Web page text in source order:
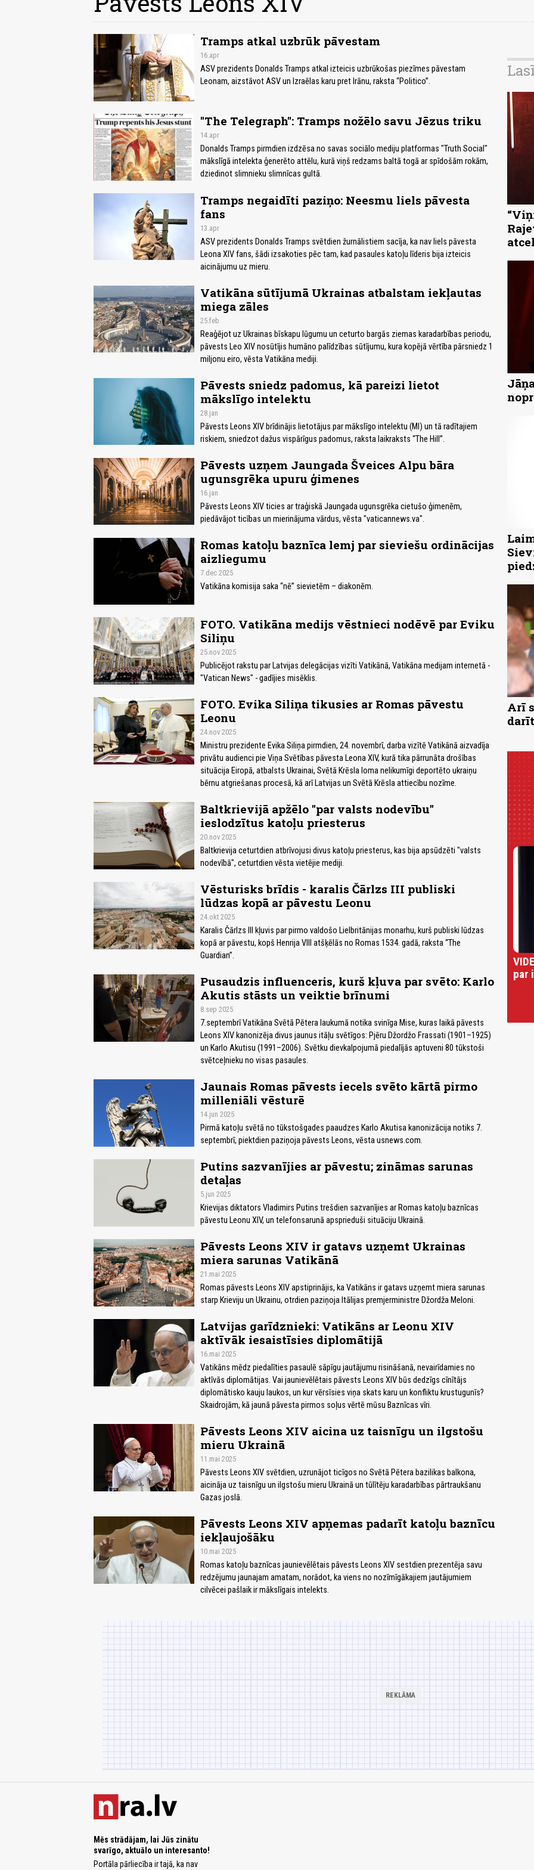
Tramps atkal uzbrūk pāvestam
16.apr
ASV prezidents Donalds Tramps atkal izteicis uzbrūkošas piezīmes pāvestam
Leonam, aizstāvot ASV un Izraēlas karu pret Irānu, raksta “Politico”.
"The Telegraph": Tramps nožēlo savu Jēzus triku
14.apr
Donalds Tramps pirmdien izdzēsa no savas sociālo mediju platformas "Truth Social"
mākslīgā intelekta ģenerēto attēlu, kurā viņš redzams baltā togā ar spīdošām rokām,
dziedinot slimnieku slimnīcas gultā.
Tramps negaidīti paziņo: Neesmu liels pāvesta
fans
13.apr
ASV prezidents Donalds Tramps svētdien žurnālistiem sacīja, ka nav liels pāvesta
Leona XIV fans, šādi izsakoties pēc tam, kad pasaules katoļu līderis bija izteicis
aicinājumu uz mieru.
Vatikāna sūtījumā Ukrainas atbalstam iekļautas
miega zāles
25.feb
Reaģējot uz Ukrainas bīskapu lūgumu un ceturto bargās ziemas karadarbības periodu,
pāvests Leo XIV nosūtījis humāno palīdzības sūtījumu, kura kopējā vērtība pārsniedz 1
miljonu eiro, vēsta Vatikāna mediji.
Pāvests sniedz padomus, kā pareizi lietot
mākslīgo intelektu
28.jan
Pāvests Leons XIV brīdinājis lietotājus par mākslīgo intelektu (MI) un tā radītajiem
riskiem, sniedzot dažus vispārīgus padomus, raksta laikraksts “The Hill”.
Pāvests uzņem Jaungada Šveices Alpu bāra
ugunsgrēka upuru ģimenes
16.jan
Pāvests Leons XIV ticies ar traģiskā Jaungada ugunsgrēka cietušo ģimenēm,
piedāvājot ticības un mierinājuma vārdus, vēsta "vaticannews.va".
Romas katoļu baznīca lemj par sieviešu ordinācijas
aizliegumu
7.dec 2025
Vatikāna komisija saka “nē” sievietēm – diakonēm.
FOTO. Vatikāna medijs vēstnieci nodēvē par Eviku
Siliņu
25.nov 2025
Publicējot rakstu par Latvijas delegācijas vizīti Vatikānā, Vatikāna medijam internetā -
"Vatican News" - gadījies misēklis.
FOTO. Evika Siliņa tikusies ar Romas pāvestu
Leonu
24.nov 2025
Ministru prezidente Evika Siliņa pirmdien, 24. novembrī, darba vizītē Vatikānā aizvadīja
privātu audienci pie Viņa Svētības pāvesta Leona XIV, kurā tika pārrunāta drošības
situācija Eiropā, atbalsts Ukrainai, Svētā Krēsla loma nelikumīgi deportēto ukraiņu
bērnu atgriešanas procesā, kā arī Latvijas un Svētā Krēsla attiecību nozīme.
Baltkrievijā apžēlo "par valsts nodevību"
ieslodzītus katoļu priesterus
20.nov 2025
Baltkrievija ceturtdien atbrīvojusi divus katoļu priesterus, kas bija apsūdzēti "valsts
nodevībā", ceturtdien vēsta vietējie mediji.
Vēsturisks brīdis - karalis Čārlzs III publiski
lūdzas kopā ar pāvestu Leonu
24.okt 2025
Karalis Čārlzs III kļuvis par pirmo valdošo Lielbritānijas monarhu, kurš publiski lūdzas
kopā ar pāvestu, kopš Henrija VIII atšķēlās no Romas 1534. gadā, raksta “The
Guardian”.
Pusaudzis influenceris, kurš kļuva par svēto: Karlo
Akutis stāsts un veiktie brīnumi
8.sep 2025
7.septembrī Vatikāna Svētā Pētera laukumā notika svinīga Mise, kuras laikā pāvests
Leons XIV kanonizēja divus jaunus itāļu svētīgos: Pjēru Džordžo Frassati (1901–1925)
un Karlo Akutisu (1991–2006). Svētku dievkalpojumā piedalījās aptuveni 80 tūkstoši
svētceļnieku no visas pasaules.
Jaunais Romas pāvests iecels svēto kārtā pirmo
milleniāli vēsturē
14.jun 2025
Pirmā katoļu svētā no tūkstošgades paaudzes Karlo Akutisa kanonizācija notiks 7.
septembrī, piektdien paziņoja pāvests Leons, vēsta usnews.com.
Putins sazvanījies ar pāvestu; zināmas sarunas
detaļas
5.jun 2025
Krievijas diktators Vladimirs Putins trešdien sazvanījies ar Romas katoļu baznīcas
pāvestu Leonu XIV, un telefonsarunā apsprieduši situāciju Ukrainā.
Pāvests Leons XIV ir gatavs uzņemt Ukrainas
miera sarunas Vatikānā
21.mai 2025
Romas pāvests Leons XIV apstiprinājis, ka Vatikāns ir gatavs uzņemt miera sarunas
starp Krieviju un Ukrainu, otrdien paziņoja Itālijas premjerministre Džordža Meloni.
Latvijas garīdznieki: Vatikāns ar Leonu XIV
aktīvāk iesaistīsies diplomātijā
16.mai 2025
Vatikāns mēdz piedalīties pasaulē sāpīgu jautājumu risināšanā, nevairīdamies no
aktīvās diplomātijas. Vai jaunievēlētais pāvests Leons XIV būs dedzīgs cīnītājs
diplomātisko kauju laukos, un kur vērsīsies viņa skats karu un konfliktu krustugunīs?
Skaidrojām, kā jaunā pāvesta pirmos soļus vērtē mūsu Baznīcas vīri.
Pāvests Leons XIV aicina uz taisnīgu un ilgstošu
mieru Ukrainā
11.mai 2025
Pāvests Leons XIV svētdien, uzrunājot ticīgos no Svētā Pētera bazilikas balkona,
aicināja uz taisnīgu un ilgstošu mieru Ukrainā un tūlītēju karadarbības pārtraukšanu
Gazas joslā.
Pāvests Leons XIV apņemas padarīt katoļu baznīcu
iekļaujošāku
10.mai 2025
Romas katoļu baznīcas jaunievēlētais pāvests Leons XIV sestdien prezentēja savu
redzējumu jaunajam amatam, norādot, ka viens no nozīmīgākajiem jautājumiem
cilvēcei pašlaik ir mākslīgais intelekts.
Arī
par
Mēs strādājam, lai Jūs zinātu
svarīgo, aktuālo un interesanto!
Portāla pārliecība ir tajā, ka nav